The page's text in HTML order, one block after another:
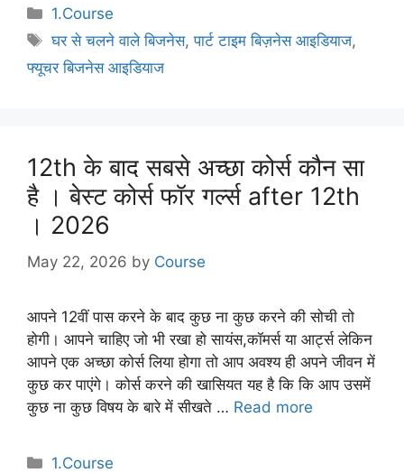
Categories
1.Course
Tags
घर से चलने वाले बिजनेस,पार्ट टाइम बिज़नेस आइडियाज,
फ्यूचर बिजनेस आइडियाज
12th के बाद सबसे अच्छा कोर्स कौन सा
है । बेस्ट कोर्स फॉर गर्ल्स after 12th
। 2026
May 22, 2026 by Course
आपने 12वीं पास करने के बाद कुछ ना कुछ करने की सोची तो
होगी। आपने चाहिए जो भी रखा हो सायंस,कॉमर्स या आर्ट्स लेकिन
आपने एक अच्छा कोर्स लिया होगा तो आप अवश्य ही अपने जीवन में
कुछ कर पाएंगे। कोर्स करने की खासियत यह है कि कि आप उसमें
कुछ ना कुछ विषय के बारे में सीखते … Read more
Categories
1.Course